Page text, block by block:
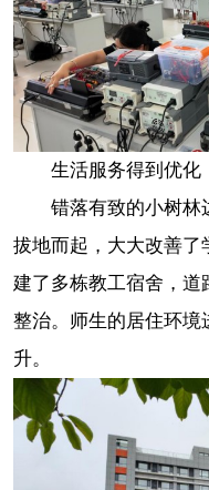
生活服务得到优化
错落有致的小树林
拔地而起，大大改善
建了多栋教工宿舍，道
整治。师生的居住环境
升。